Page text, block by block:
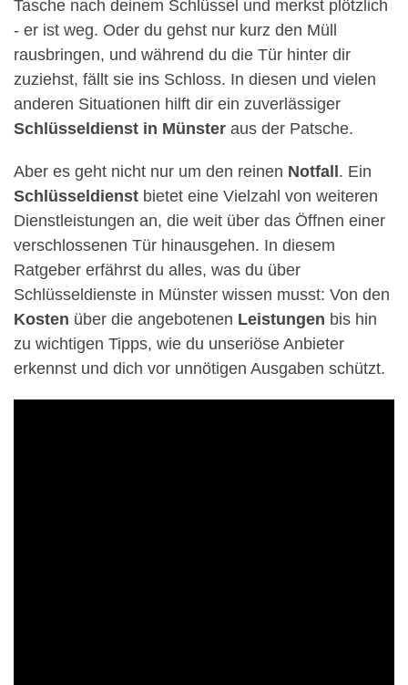
Tasche nach deinem Schlüssel und merkst plötzlich
- er ist weg. Oder du gehst nur kurz den Müll
rausbringen, und während du die Tür hinter dir
zuziehst, fällt sie ins Schloss. In diesen und vielen
anderen Situationen hilft dir ein zuverlässiger
Schlüsseldienst in Münster aus der Patsche.
Aber es geht nicht nur um den reinen Notfall . Ein
Schlüsseldienst bietet eine Vielzahl von weiteren
Dienstleistungen an, die weit über das Öffnen einer
verschlossenen Tür hinausgehen. In diesem
Ratgeber erfährst du alles, was du über
Schlüsseldienste in Münster wissen musst: Von den
Kosten über die angebotenen Leistungen bis hin
zu wichtigen Tipps, wie du unseriöse Anbieter
erkennst und dich vor unnötigen Ausgaben schützt.